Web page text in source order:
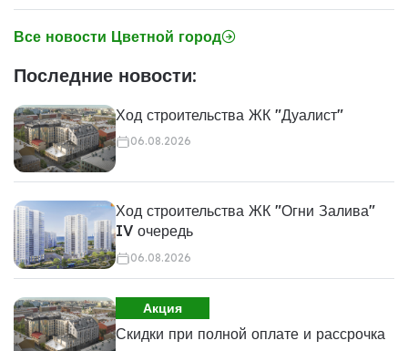
Все новости Цветной город
Последние новости:
Ход строительства ЖК "Дуалист"
06.08.2026
Ход строительства ЖК "Огни Залива"
IV очередь
06.08.2026
Акция
Скидки при полной оплате и рассрочка